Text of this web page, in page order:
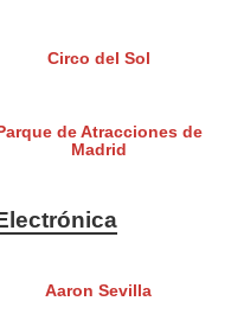
Circo del Sol
Parque de Atracciones de
Madrid
Aaron Sevilla